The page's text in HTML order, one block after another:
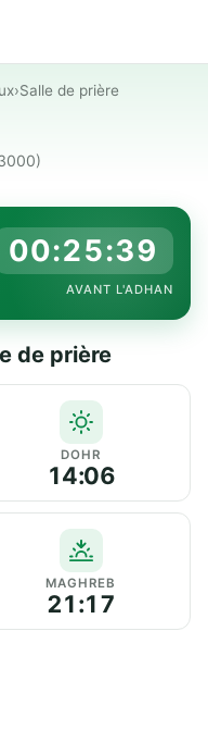
›Salle de prière
00:25:39
AVANT L'ADHAN
de prière
DOHR
14:06
MAGHREB
21:17